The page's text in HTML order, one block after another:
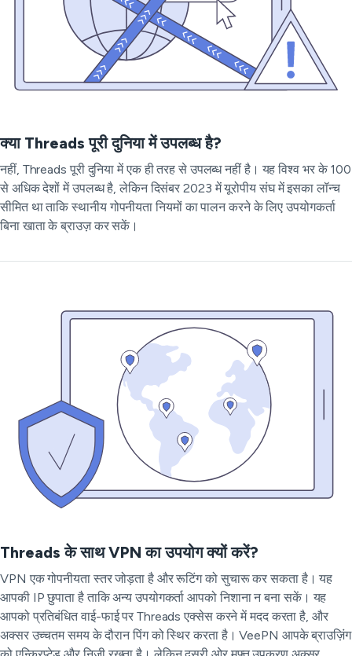
क्या Threads पूरी दुनिया में उपलब्ध है?
नहीं, Threads पूरी दुनिया में एक ही तरह से उपलब्ध नहीं है। यह विश्व भर के 100
से अधिक देशों में उपलब्ध है, लेकिन दिसंबर 2023 में यूरोपीय संघ में इसका लॉन्च
सीमित था ताकि स्थानीय गोपनीयता नियमों का पालन करने के लिए उपयोगकर्ता
बिना खाता के ब्राउज़ कर सकें।
Threads के साथ VPN का उपयोग क्यों करें?
VPN एक गोपनीयता स्तर जोड़ता है और रूटिंग को सुचारू कर सकता है। यह
आपकी IP छुपाता है ताकि अन्य उपयोगकर्ता आपको निशाना न बना सकें। यह
आपको प्रतिबंधित वाई-फाई पर Threads एक्सेस करने में मदद करता है, और
अक्सर उच्चतम समय के दौरान पिंग को स्थिर करता है। VeePN आपके ब्राउज़िंग